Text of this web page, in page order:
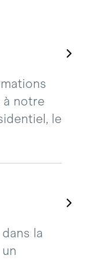
à notre
le
la